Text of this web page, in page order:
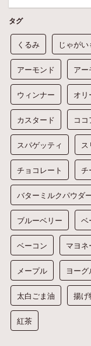
タグ
くるみ じゃがい
アーモンド アー
ウィンナー オリ
カスタード ココ
スパゲッティ ス
チョコレート チ
バターミルクパウダ
ブルーベリー ベ
ベーコン マヨネ
メープル ヨーグ
太白ごま油 揚げ
紅茶